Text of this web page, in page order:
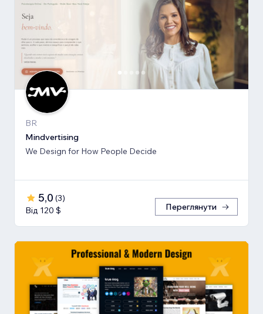
BR
Mindvertising
We Design for How People Decide
5,0 (3)
Від 120 $
Переглянути